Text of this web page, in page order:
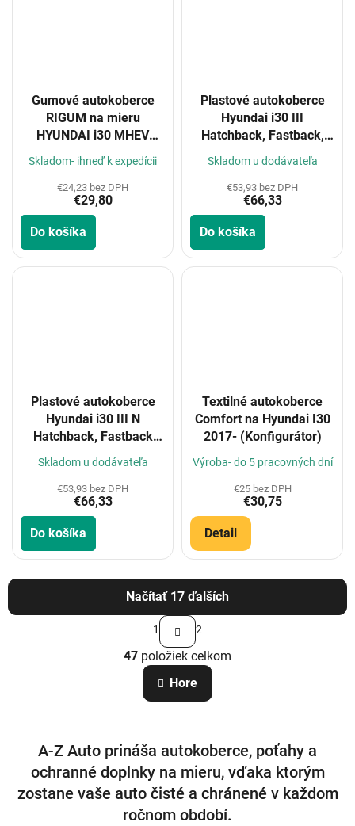
Gumové autokoberce
RIGUM na mieru
HYUNDAI i30 MHEV
2021-
Skladom- ihneď k expedícii
€24,23 bez DPH
€29,80
Do košíka
Plastové autokoberce
Hyundai i30 III
Hatchback, Fastback,
Station Wagon,
2016-
Skladom u dodávateľa
€53,93 bez DPH
€66,33
Do košíka
Plastové autokoberce
Hyundai i30 III N
Hatchback, Fastback
2019-
Skladom u dodávateľa
€53,93 bez DPH
€66,33
Do košíka
Textilné autokoberce
Comfort na Hyundai I30
2017- (Konfigurátor)
Výroba- do 5 pracovných dní
€25 bez DPH
€30,75
Detail
O
v
l
á
d
i
e
p
r
v
Načítať 17 ďalších
t
r
á
n
k
o
n
i
e
1 2
47 položiek celkom
Hore
A-Z Auto prináša autokoberce, poťahy a
ochranné doplnky na mieru, vďaka ktorým
zostane vaše auto čisté a chránené v každom
ročnom období.